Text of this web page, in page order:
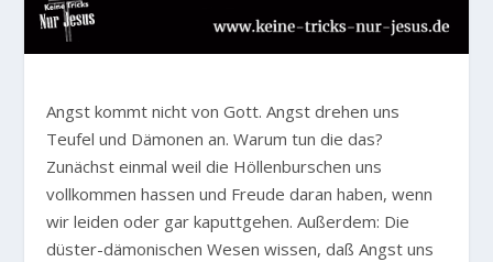
Angst kommt nicht von Gott. Angst drehen uns
Teufel und Dämonen an. Warum tun die das?
Zunächst einmal weil die Höllenburschen uns
vollkommen hassen und Freude daran haben, wenn
wir leiden oder gar kaputtgehen. Außerdem: Die
düster-dämonischen Wesen wissen, daß Angst uns